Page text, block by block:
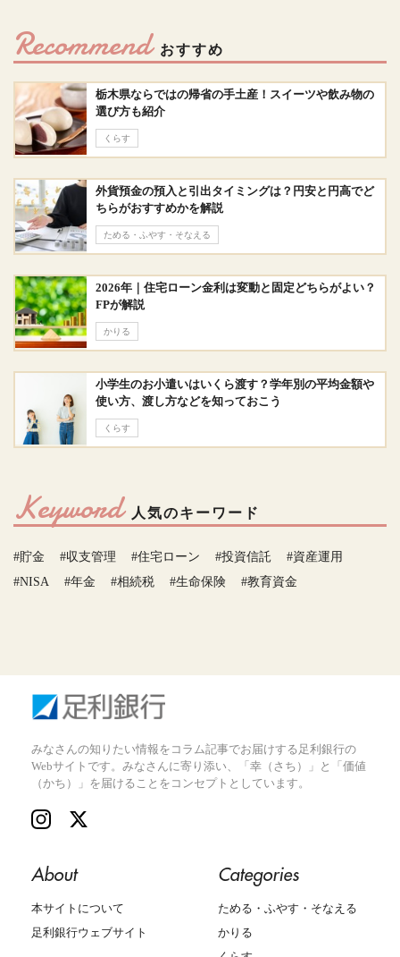
Recommend おすすめ
栃木県ならではの帰省の手土産！スイーツや飲み物の
選び方も紹介
くらす
外貨預金の預入と引出タイミングは？円安と円高でど
ちらがおすすめかを解説
ためる・ふやす・そなえる
2026年｜住宅ローン金利は変動と固定どちらがよい？
FPが解説
かりる
小学生のお小遣いはいくら渡す？学年別の平均金額や
使い方、渡し方などを知っておこう
くらす
Keyword 人気のキーワード
#貯金 #収支管理 #住宅ローン #投資信託
#資産運用
#NISA
#年金 #相続税 #生命保険 #教育資金
みなさんの知りたい情報をコラム記事でお届けする足利銀行の
Webサイトです。みなさんに寄り添い、「幸（さち）」と「価値
（かち）」を届けることをコンセプトとしています。
About
本サイトについて
足利銀行ウェブサイト
Categories
ためる・ふやす・そなえる
かりる